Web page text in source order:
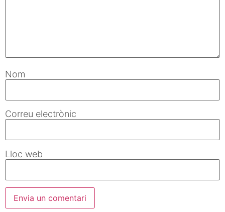
Nom
Correu electrònic
Lloc web